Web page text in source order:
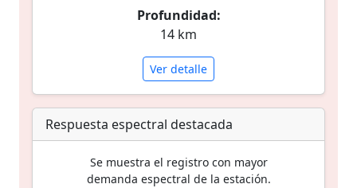
Profundidad:
14 km
Ver detalle
Respuesta espectral destacada
Se muestra el registro con mayor
demanda espectral de la estación.